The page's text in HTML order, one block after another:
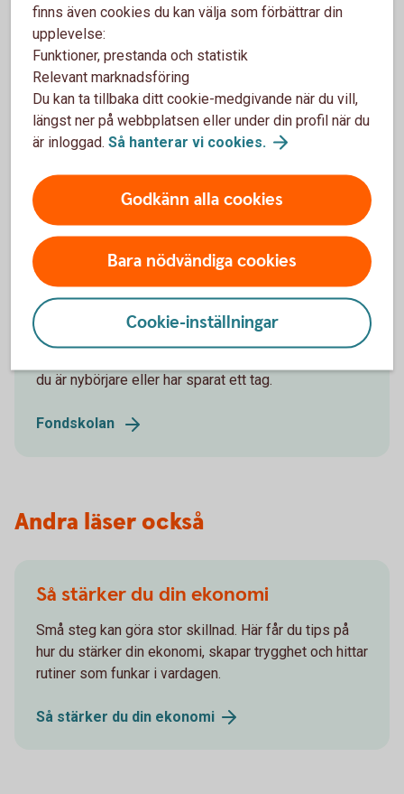
Följ börsens utveckling
Följ utvecklingen på börsen i detalj på
Swedbank.se/aktiellt
Aktiellt
Fondskolan - för dig som vill
lära dig om fonder
I vår Fondskola får du tips och information som kan
du är nybörjare eller har sparat ett tag.
Fondskolan
Andra läser också
Så stärker du din ekonomi
Små steg kan göra stor skillnad. Här får du tips på
hur du stärker din ekonomi, skapar trygghet och hittar
rutiner som funkar i vardagen.
Så stärker du din ekonomi
finns även cookies du kan välja som förbättrar din
upplevelse:
Funktioner, prestanda och statistik
Relevant marknadsföring
Du kan ta tillbaka ditt cookie-medgivande när du vill,
längst ner på webbplatsen eller under din profil när du
är inloggad. Så hanterar vi cookies.
Godkänn alla cookies
Bara nödvändiga cookies
Cookie-inställningar